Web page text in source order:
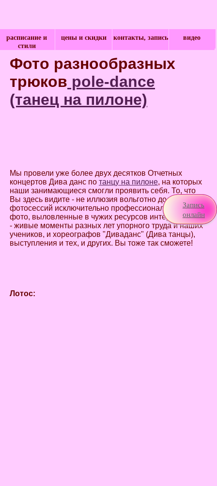
расписание и
стили
цены и скидки контакты, запись видео
Запись
онлайн
Фото разнообразных
трюков pole-dance
(танец на пилоне)
Мы провели уже более двух десятков Отчетных
концертов Дива данс по танцу на пилоне, на которых
наши занимающиеся смогли проявить себя. То, что
Вы здесь видите - не иллюзия вольготно долгих
фотосессий исключительно профессионалов и не
фото, выловленные в чужих ресурсов интернета. Это
- живые моменты разных лет упорного труда и наших
учеников, и хореографов "Диваданс" (Дива танцы),
выступления и тех, и других. Вы тоже так сможете!
Лотос: